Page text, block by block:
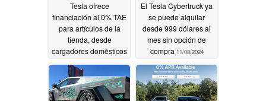
Tesla ofrece
financiación al 0% TAE
para artículos de la
tienda, desde
cargadores domésticos
hasta el Gigawiper de
Cybertruck11/14/2024
El Tesla Cybertruck ya
se puede alquilar
desde 999 dólares al
mes sin opción de
compra 11/08/2024